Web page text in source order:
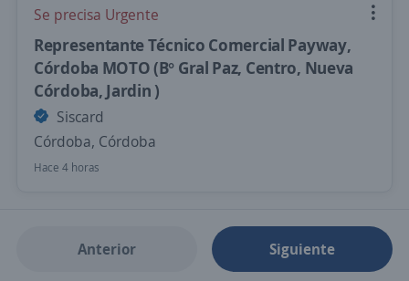
Se precisa Urgente
Representante Técnico Comercial Payway,
Córdoba MOTO (B° Gral Paz, Centro, Nueva
Córdoba, Jardin )
Siscard
Córdoba, Córdoba
Hace 4 horas
Anterior Siguiente